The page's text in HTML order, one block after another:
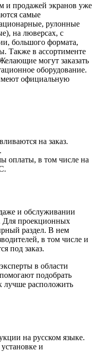
и продажей экранов уже
самые
рулонные
на люверсах, с
большого формата,
Также в ассортименте
могут заказать
оборудование.
официальную
на заказ.
оплаты, в том числе на
и обслуживании
Для проекционных
раздел. В нем
в том числе и
под заказ.
в области
подобрать
лучше расположить
на русском языке.
и